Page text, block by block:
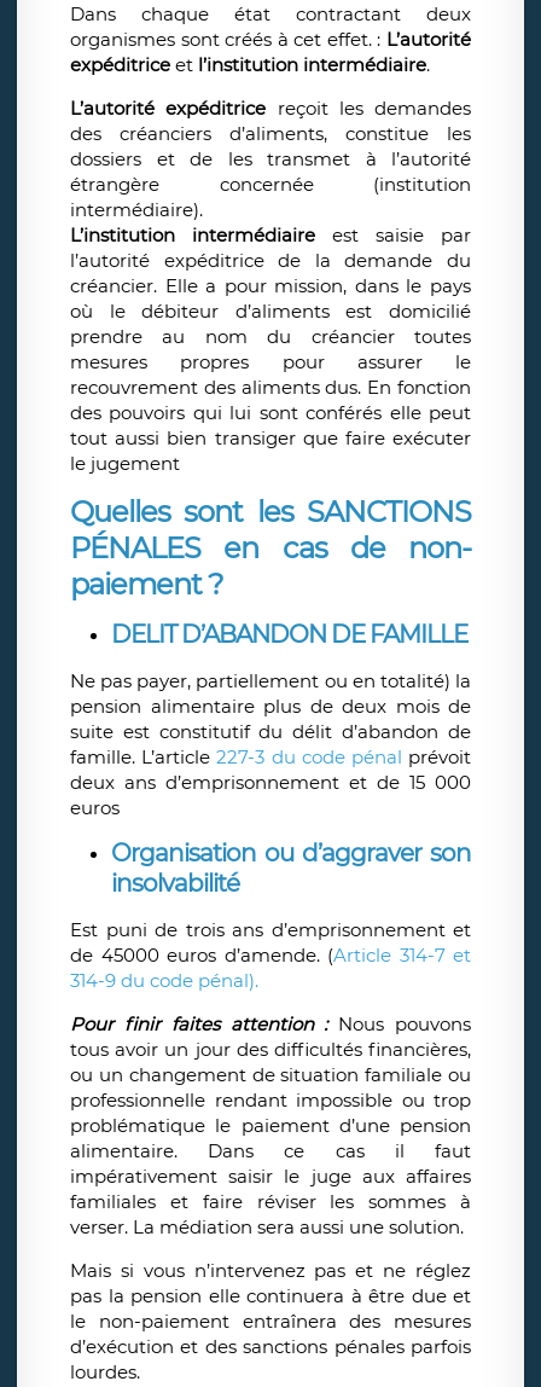
Dans chaque état contractant deux
organismes sont créés à cet effet. : L’autorité
expéditrice et l’institution intermédiaire.
L’autorité expéditrice reçoit les demandes
des créanciers d’aliments, constitue les
dossiers et de les transmet à l’autorité
étrangère concernée (institution
intermédiaire).
L’institution intermédiaire est saisie par
l’autorité expéditrice de la demande du
créancier. Elle a pour mission, dans le pays
où le débiteur d’aliments est domicilié
prendre au nom du créancier toutes
mesures propres pour assurer le
recouvrement des aliments dus. En fonction
des pouvoirs qui lui sont conférés elle peut
tout aussi bien transiger que faire exécuter
le jugement
Quelles sont les SANCTIONS
PÉNALES en cas de non-
paiement ?
DELIT D’ABANDON DE FAMILLE
Ne pas payer, partiellement ou en totalité) la
pension alimentaire plus de deux mois de
suite est constitutif du délit d’abandon de
famille. L’article 227-3 du code pénal prévoit
deux ans d’emprisonnement et de 15 000
euros
Organisation ou d’aggraver son
insolvabilité
Est puni de trois ans d’emprisonnement et
de 45000 euros d’amende. (Article 314-7 et
314-9 du code pénal).
Pour finir faites attention : Nous pouvons
tous avoir un jour des difficultés financières,
ou un changement de situation familiale ou
professionnelle rendant impossible ou trop
problématique le paiement d’une pension
alimentaire. Dans ce cas il faut
impérativement saisir le juge aux affaires
familiales et faire réviser les sommes à
verser. La médiation sera aussi une solution.
Mais si vous n’intervenez pas et ne réglez
pas la pension elle continuera à être due et
le non-paiement entraînera des mesures
d’exécution et des sanctions pénales parfois
lourdes.